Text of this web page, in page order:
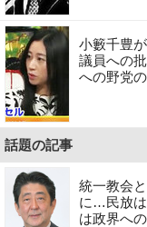
小籔千豊
議員への
への野党
話題の記事
統一教会
に…民放は
は政界へ